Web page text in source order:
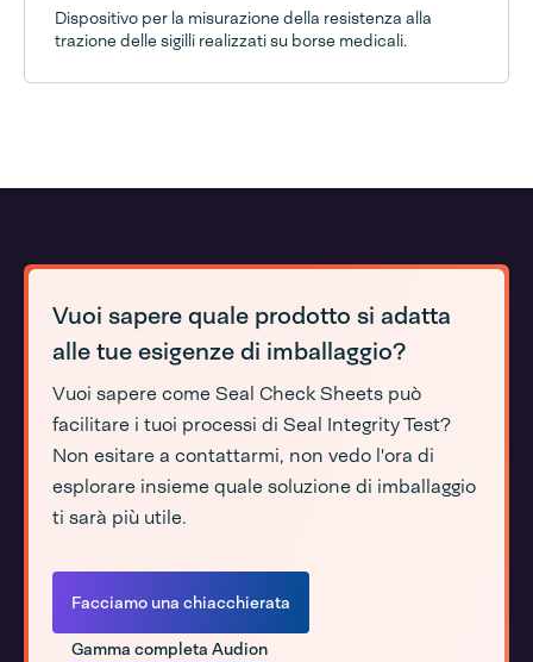
Dispositivo per la misurazione della resistenza alla
trazione delle sigilli realizzati su borse medicali.
Vuoi sapere quale prodotto si adatta
alle tue esigenze di imballaggio?
Vuoi sapere come Seal Check Sheets può
facilitare i tuoi processi di Seal Integrity Test?
Non esitare a contattarmi, non vedo l'ora di
esplorare insieme quale soluzione di imballaggio
ti sarà più utile.
Facciamo una chiacchierata
Gamma completa Audion